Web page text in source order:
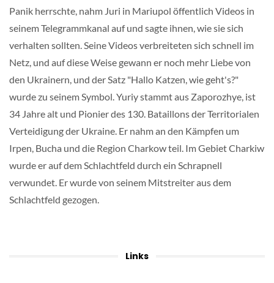
Panik herrschte, nahm Juri in Mariupol öffentlich Videos in
seinem Telegrammkanal auf und sagte ihnen, wie sie sich
verhalten sollten. Seine Videos verbreiteten sich schnell im
Netz, und auf diese Weise gewann er noch mehr Liebe von
den Ukrainern, und der Satz "Hallo Katzen, wie geht's?"
wurde zu seinem Symbol. Yuriy stammt aus Zaporozhye, ist
34 Jahre alt und Pionier des 130. Bataillons der Territorialen
Verteidigung der Ukraine. Er nahm an den Kämpfen um
Irpen, Bucha und die Region Charkow teil. Im Gebiet Charkiw
wurde er auf dem Schlachtfeld durch ein Schrapnell
verwundet. Er wurde von seinem Mitstreiter aus dem
Schlachtfeld gezogen.
Links